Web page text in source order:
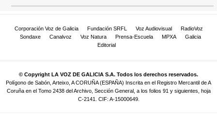
Corporación Voz de Galicia Fundación SRFL Voz Audiovisual
RadioVoz
Sondaxe
Canalvoz Voz Natura Prensa-Escuela MPXA
Galicia
Editorial
© Copyright LA VOZ DE GALICIA S.A. Todos los derechos reservados.
Polígono de Sabón, Arteixo, A CORUÑA (ESPAÑA) Inscrita en el Registro Mercantil de A
Coruña en el Tomo 2438 del Archivo, Sección General, a los folios 91 y siguientes, hoja
C-2141. CIF: A-15000649.